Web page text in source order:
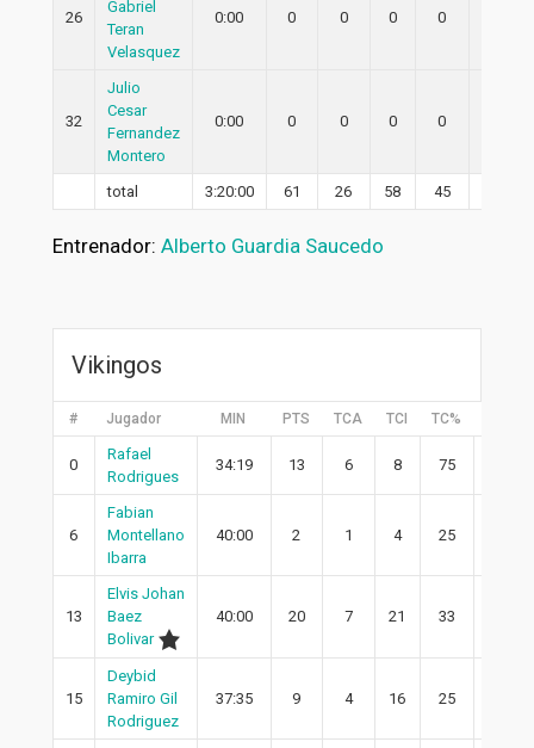
26
Gabriel
Teran
Velasquez
0:00 0 0 0 0
32
Julio
Cesar
Fernandez
Montero
0:00 0 0 0 0
total 3:20:00 61 26 58 45
Entrenador: Alberto Guardia Saucedo
Vikingos
# Jugador MIN PTS TCA TCI TC%
0
Rafael
Rodrigues
34:19 13 6 8 75
6
Fabian
Montellano
Ibarra
40:00 2 1 4 25
13
Elvis Johan
Baez
Bolivar
40:00 20 7 21 33
15
Deybid
Ramiro Gil
Rodriguez
37:35 9 4 16 25